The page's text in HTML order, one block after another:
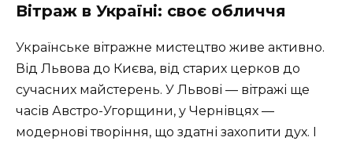
Вітраж в Україні: своє обличчя
Українське вітражне мистецтво живе активно.
Від Львова до Києва, від старих церков до
сучасних майстерень. У Львові — вітражі ще
часів Австро-Угорщини, у Чернівцях —
модернові творіння, що здатні захопити дух. І